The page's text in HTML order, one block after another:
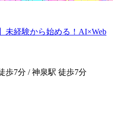
未経験から始める！AI×Web
歩7分 / 神泉駅 徒歩7分